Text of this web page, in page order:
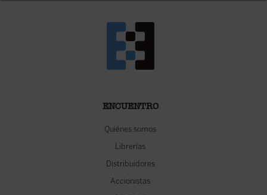
ENCUENTRO
Quiénes somos
Librerías
Distribuidores
Accionistas